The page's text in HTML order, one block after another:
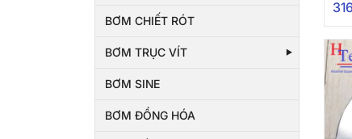
BƠM CHIẾT RÓT
BƠM TRỤC VÍT
BƠM SINE
BƠM ĐỒNG HÓA
316